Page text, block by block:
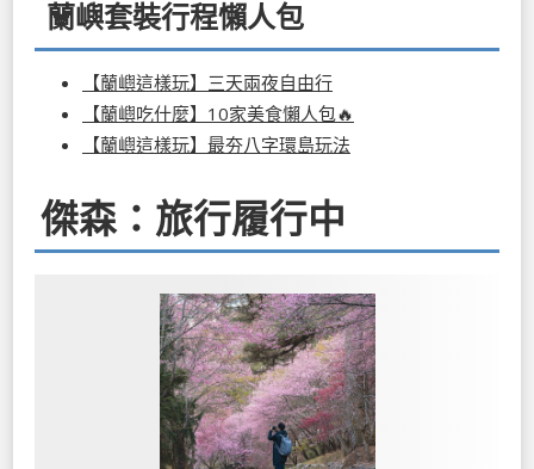
蘭嶼套裝行程懶人包
【蘭嶼這樣玩】三天兩夜自由行
【蘭嶼吃什麼】10家美食懶人包🔥
【蘭嶼這樣玩】最夯八字環島玩法
傑森：旅行履行中